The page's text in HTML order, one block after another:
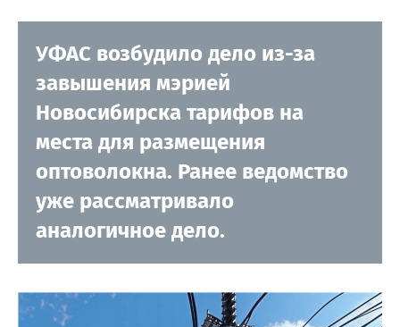
УФАС возбудило дело из-за
завышения мэрией
Новосибирска тарифов на
места для размещения
оптоволокна. Ранее ведомство
уже рассматривало
аналогичное дело.